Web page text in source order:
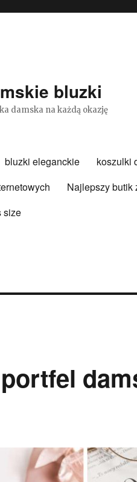
bluzki
damska na każdą okazję
bluzki eleganckie koszulki
Najlepszy butik
size